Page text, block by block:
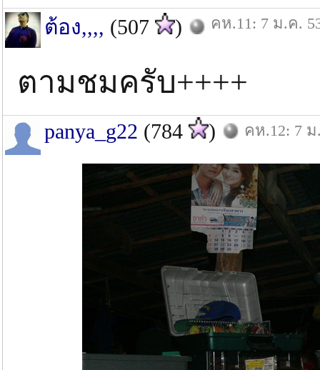
ต้อง,,,, (507 ) คห.11: 7 ม.ค.
ตามชมครับ++++
panya_g22 (784 ) คห.12: 7